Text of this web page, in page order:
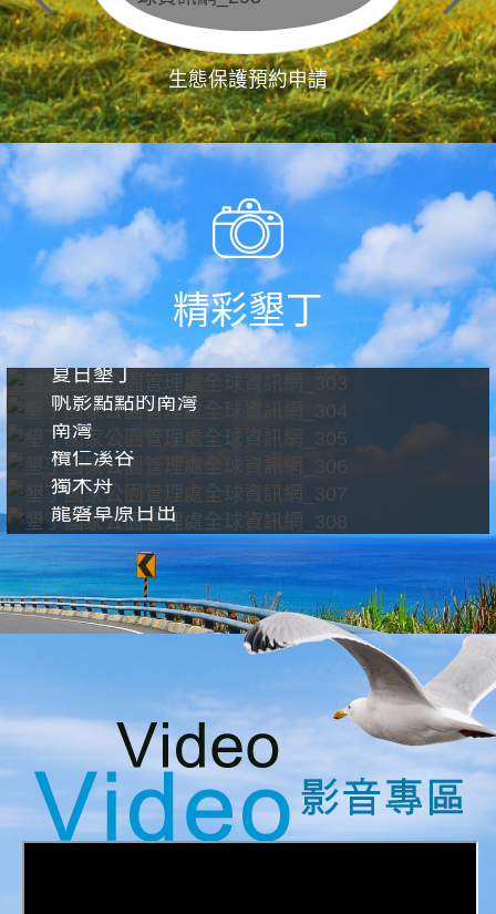
生態保護預約申請
精彩墾丁
夏日墾丁
帆影點點的南灣
南灣
欖仁溪谷
獨木舟
龍磐草原日出